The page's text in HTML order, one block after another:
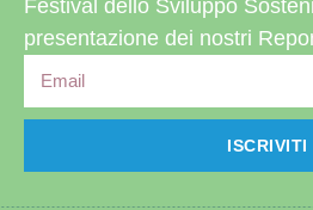
Festival dello Sviluppo
presentazione dei nostri
ISCRIVITI